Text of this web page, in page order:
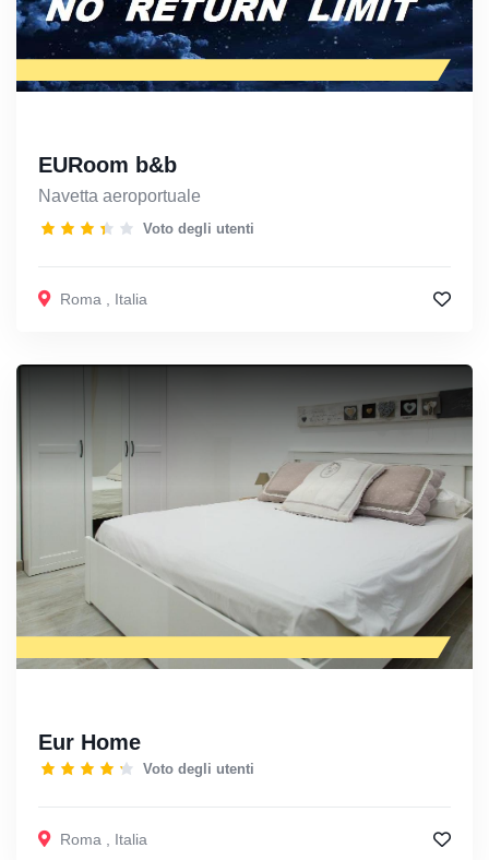
EURoom b&b
Navetta aeroportuale
Voto degli utenti
Roma , Italia
Eur Home
Voto degli utenti
Roma Italia